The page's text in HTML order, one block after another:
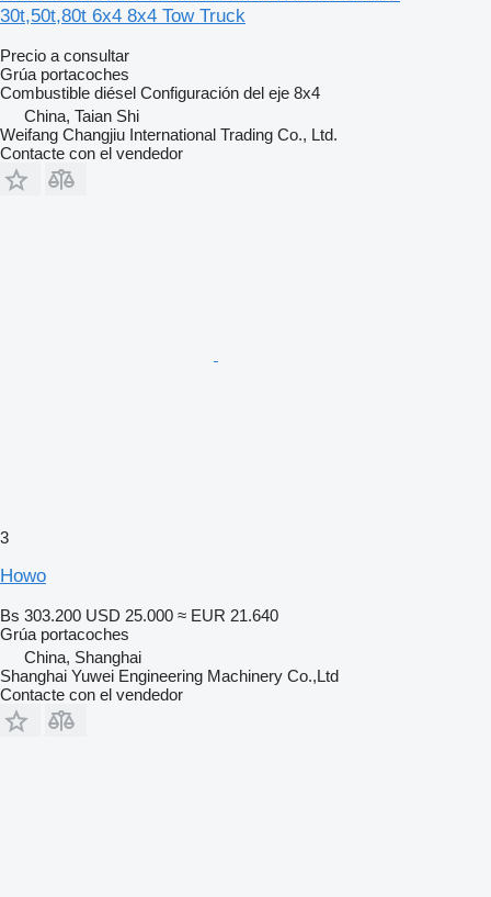
30t,50t,80t 6x4 8x4 Tow Truck
Precio a consultar
Grúa portacoches
Combustible diésel Configuración del eje 8x4
China, Taian Shi
Weifang Changjiu International Trading Co., Ltd.
Contacte con el vendedor
3
Howo
Bs 303.200 USD 25.000 ≈ EUR 21.640
Grúa portacoches
China, Shanghai
Shanghai Yuwei Engineering Machinery Co.,Ltd
Contacte con el vendedor